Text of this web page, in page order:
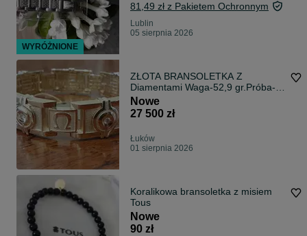
81,49 zł z Pakietem Ochronnym
Lublin
05 sierpnia 2026
ZŁOTA BRANSOLETKA Z
Diamentami Waga-52,9 gr.Próba-
585.Ręcznie Robiona.
Nowe
27 500 zł
Łuków
01 sierpnia 2026
Koralikowa bransoletka z misiem
Tous
Nowe
90 zł
WYRÓŻNIONE